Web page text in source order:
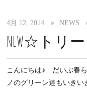
4月 12, 2014 NEWS
NEW☆トリ
こんにちは♪ だいぶ春
ノのグリーン達もいき